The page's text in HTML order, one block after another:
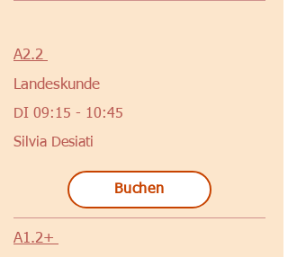
A2.2
Landeskunde
DI 09:15 - 10:45
Silvia Desiati
Buchen
A1.2+